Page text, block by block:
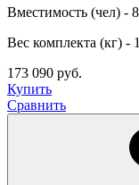
Вместимость (чел) - 8
Вес комплекта (кг) -
173 090 руб.
Купить
Сравнить